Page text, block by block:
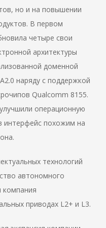
но и на повышении
В первом
четыре свои
архитектуры
доменной
наряду с поддержкой
Qualcomm 8155.
операционную
интерфейс похожим на
технологий
автономного
приводах L2+ и L3.